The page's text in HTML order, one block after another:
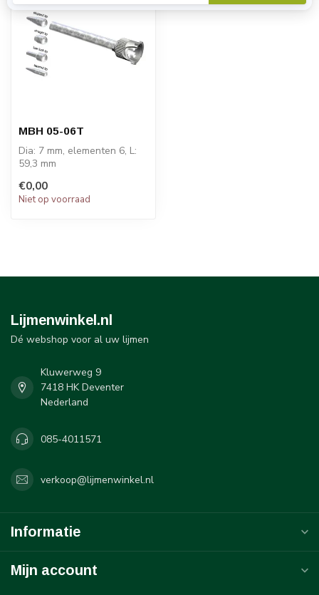
MBH 05-06T
Dia: 7 mm, elementen 6, L:
59,3 mm
STATOMIX™ MBH Series ...
€0,00
Niet op voorraad
Lijmenwinkel.nl
Dé webshop voor al uw lijmen
Kluwerweg 9
7418 HK Deventer
Nederland
085-4011571
verkoop@lijmenwinkel.nl
Informatie
Mijn account